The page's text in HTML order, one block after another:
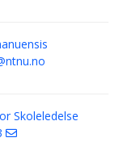
Skoleledelse